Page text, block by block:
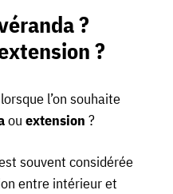
?
?
l’on souhaite
ouextension ?
souvent considérée
entre intérieur et